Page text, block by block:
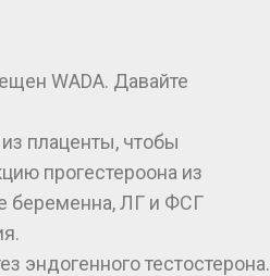
WADA. Давайте
плаценты, чтобы
прогестероона из
беременна, ЛГ и ФСГ
эндогенного тестостерона.